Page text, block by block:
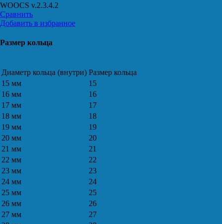
WOOCS v.2.3.4.2
Сравнить
Добавить в избранное
Размер кольца
Диаметр кольца (внутри) Размер кольца
15 мм
15
16 мм
16
17 мм
17
18 мм
18
19 мм
19
20 мм
20
21 мм
21
22 мм
22
23 мм
23
24 мм
24
25 мм
25
26 мм
26
27 мм
27